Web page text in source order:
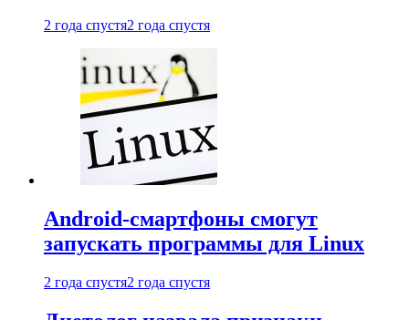
2 года спустя2 года спустя
Android-смартфоны смогут
запускать программы для Linux
2 года спустя2 года спустя